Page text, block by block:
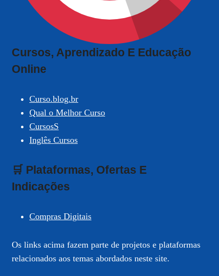
Cursos, Aprendizado E Educação
Online
Curso.blog.br
Qual o Melhor Curso
CursosS
Inglês Cursos
🛒 Plataformas, Ofertas E
Indicações
Compras Digitais
Os links acima fazem parte de projetos e plataformas
relacionados aos temas abordados neste site.